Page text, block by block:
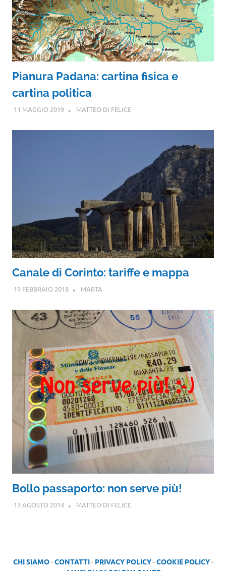
Pianura Padana: cartina fisica e
cartina politica
11 MAGGIO 2019 MATTEO DI FELICE
Canale di Corinto: tariffe e mappa
19 FEBBRAIO 2018 MARTA
Bollo passaporto: non serve più!
13 AGOSTO 2014 MATTEO DI FELICE
CHI SIAMO-CONTATTI- PRIVACY POLICY-COOKIE POLICY-